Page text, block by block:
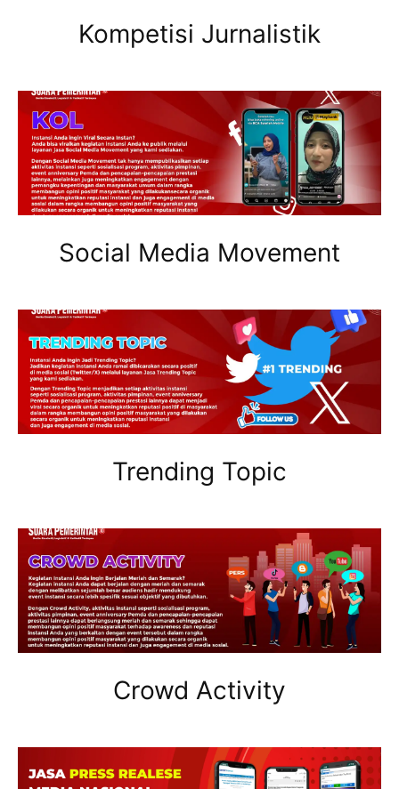
Kompetisi Jurnalistik
Social Media Movement
Trending Topic
Crowd Activity